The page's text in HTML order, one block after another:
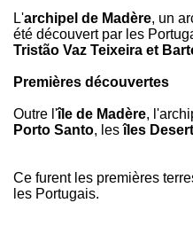
L'archipel de Madère, un
été découvert par les
Tristão Vaz Teixeira et
Premières découvertes
Outre l'île de Madère,
Porto Santo, lesîles
Ce furent les premières
les Portugais.